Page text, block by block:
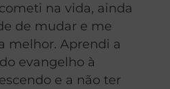
na vida, ainda
de mudar e me
melhor. Aprendi a
evangelho à
e a não ter